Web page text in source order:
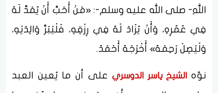
اللهِ- صلى الله عليه وسلم-: «مَنْ أَحَبَّ أَنْ يُمَدَّ لَهُ
فِي عُمُرِهِ، وَأَنْ يُزَادَ لَهُ فِي رِزْقِهِ، فَلْيَبَرَّ وَالِدَيْهِ،
وَلْيَصِلْ رَحِمَهُ» أَخْرَجَهُ أَحْمَدُ.
نوّه الشيخ ياسر الدوسريعلى أن ما يُعين العبد